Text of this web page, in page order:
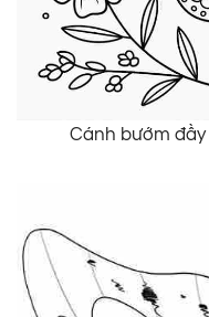
Cánh bướm